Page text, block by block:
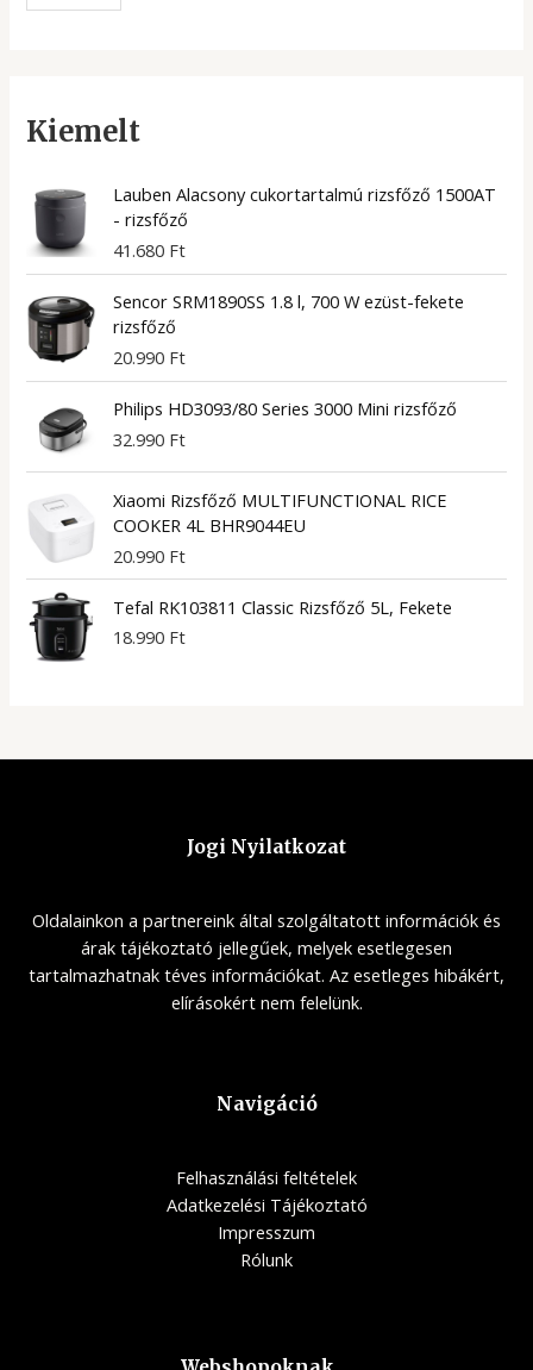
Kiemelt
Lauben Alacsony cukortartalmú rizsfőző 1500AT
- rizsfőző
41.680 Ft
Sencor SRM1890SS 1.8 l, 700 W ezüst-fekete
rizsfőző
20.990 Ft
Philips HD3093/80 Series 3000 Mini rizsfőző
32.990 Ft
Xiaomi Rizsfőző MULTIFUNCTIONAL RICE
COOKER 4L BHR9044EU
20.990 Ft
Tefal RK103811 Classic Rizsfőző 5L, Fekete
18.990 Ft
Jogi Nyilatkozat
Oldalainkon a partnereink által szolgáltatott információk és
árak tájékoztató jellegűek, melyek esetlegesen
tartalmazhatnak téves információkat. Az esetleges hibákért,
elírásokért nem felelünk.
Navigáció
Felhasználási feltételek
Adatkezelési Tájékoztató
Impresszum
Rólunk